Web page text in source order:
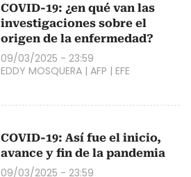
COVID-19: ¿en qué van las
investigaciones sobre el
origen de la enfermedad?
09/03/2025 - 23:59
EDDY MOSQUERA | AFP | EFE
COVID-19: Así fue el inicio,
avance y fin de la pandemia
09/03/2025 - 23:59